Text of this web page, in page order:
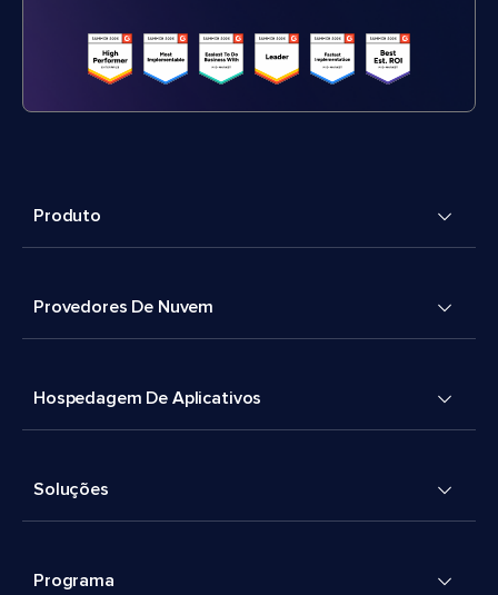
Produto
Provedores De Nuvem
Hospedagem De Aplicativos
Soluções
Programa